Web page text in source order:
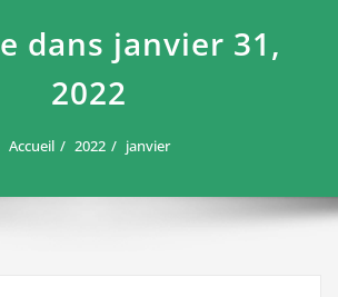
dans janvier 31,
2022
Accueil 2022 janvier